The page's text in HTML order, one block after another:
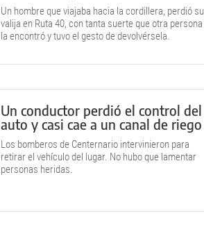
Un hombre que viajaba hacia la cordillera, perdió su
valija en Ruta 40, con tanta suerte que otra persona
la encontró y tuvo el gesto de devolvérsela.
Un conductor perdió el control del
auto y casi cae a un canal de riego
Los bomberos de Centernario intervinieron para
retirar el vehículo del lugar. No hubo que lamentar
personas heridas.